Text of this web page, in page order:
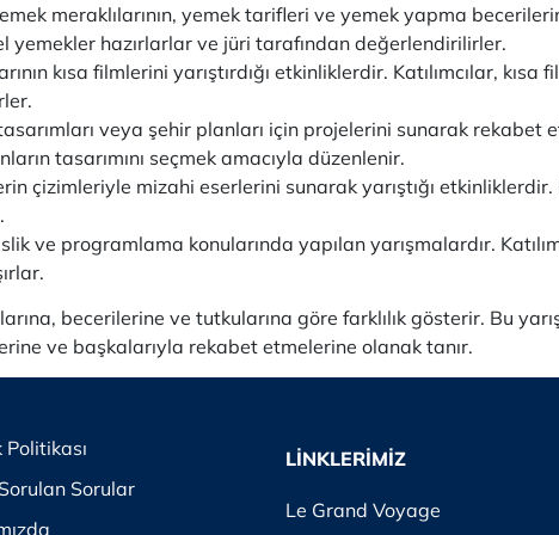
meraklılarının, yemek tarifleri ve yemek yapma
yemekler hazırlarlar ve jüri tarafından değerlendirilirler.
kısa filmlerini yarıştırdığı etkinliklerdir. Katılımcılar,
veya şehir planları için projelerini sunarak rekabet
tasarımını seçmek amacıyla düzenlenir.
çizimleriyle mizahi eserlerini sunarak yarıştığı etkinliklerdir.
ve programlama konularında yapılan yarışmalardır.
becerilerine ve tutkularına göre farklılık gösterir. Bu
ve başkalarıyla rekabet etmelerine olanak tanır.
Sorular
LİNKLERİMİZ
Le Grand Voyage